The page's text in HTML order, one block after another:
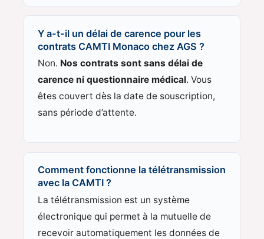
Y a-t-il un délai de carence pour les
contrats CAMTI Monaco chez AGS ?
Non. Nos contrats sont sans délai de
carence ni questionnaire médical. Vous
êtes couvert dès la date de souscription,
sans période d’attente.
Comment fonctionne la télétransmission
avec la CAMTI ?
La télétransmission est un système
électronique qui permet à la mutuelle de
recevoir automatiquement les données de